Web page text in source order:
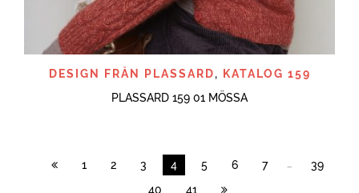
DESIGN FRÅN PLASSARD,
KATALOG 159
PLASSARD 159 01 MÖSSA
1 2 3 4 5 6 7
39
40
41